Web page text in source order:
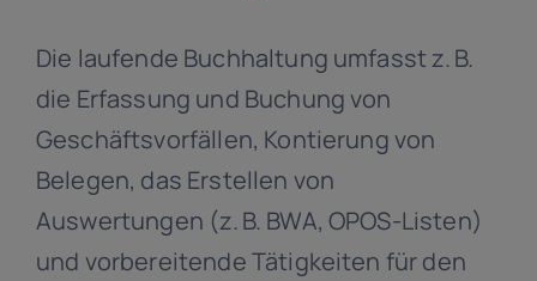
Kontakt
Die laufende Buchhaltung umfasst z. B.
die Erfassung und Buchung von
Geschäftsvorfällen, Kontierung von
Belegen, das Erstellen von
Auswertungen (z. B. BWA, OPOS-Listen)
und vorbereitende Tätigkeiten für den